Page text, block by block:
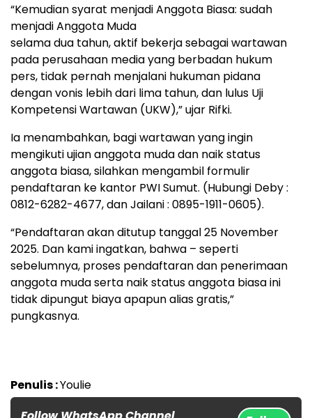
“Kemudian syarat menjadi Anggota Biasa: sudah
menjadi Anggota Muda
selama dua tahun, aktif bekerja sebagai wartawan
pada perusahaan media yang berbadan hukum
pers, tidak pernah menjalani hukuman pidana
dengan vonis lebih dari lima tahun, dan lulus Uji
Kompetensi Wartawan (UKW),” ujar Rifki.
Ia menambahkan, bagi wartawan yang ingin
mengikuti ujian anggota muda dan naik status
anggota biasa, silahkan mengambil formulir
pendaftaran ke kantor PWI Sumut. (Hubungi Deby :
0812-6282-4677, dan Jailani : 0895-1911-0605).
“Pendaftaran akan ditutup tanggal 25 November
2025. Dan kami ingatkan, bahwa – seperti
sebelumnya, proses pendaftaran dan penerimaan
anggota muda serta naik status anggota biasa ini
tidak dipungut biaya apapun alias gratis,”
pungkasnya.
Penulis :Youlie